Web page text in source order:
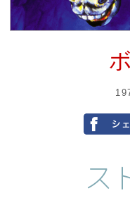
ス